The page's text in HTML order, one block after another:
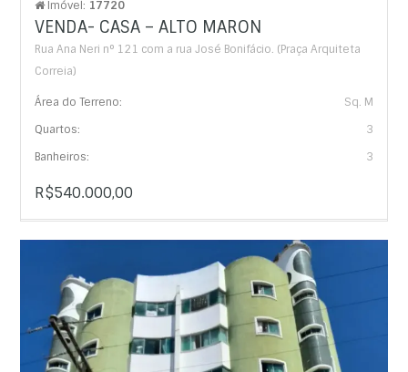
Imóvel: 17720
VENDA- CASA – ALTO MARON
Rua Ana Neri n° 121 com a rua José Bonifácio. (Praça Arquiteta
Correia)
Área do Terreno:
Sq. M
Quartos:
3
Banheiros:
3
R$540.000,00